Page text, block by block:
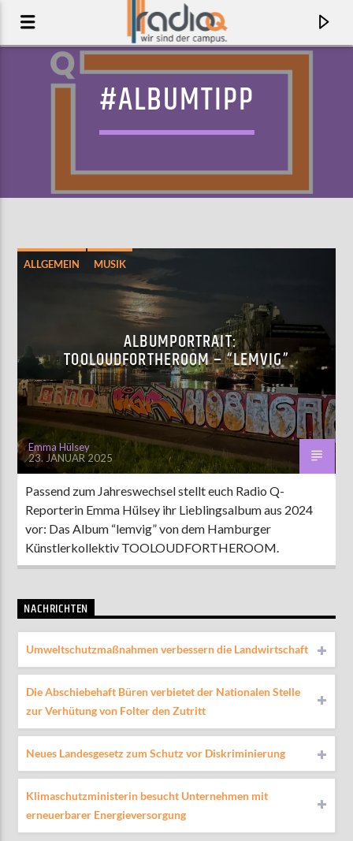
IS THAT HOW YOU FEEL IT
AKTUELLE SENDUNG
MOEBIUS
19:00 24:00
ZU HÖREN IN Münster 90,9 MHz Steinfurt103,9 MHz
#ALBUMTIPP
ALLGEMEIN MUSIK
ALBUMPORTRAIT:
TOOLOUDFORTHEROOM – “LEMVIG”
Emma Hülsey
23. JANUAR 2025
Passend zum Jahreswechsel stellt euch Radio Q-
Reporterin Emma Hülsey ihr Lieblingsalbum aus 2024
vor: Das Album “lemvig” von dem Hamburger
Künstlerkollektiv TOOLOUDFORTHEROOM.
NACHRICHTEN
Umweltschutzmaßnahmen verbessern die Landwirtschaft
Die Abschiebehaft Büren verbietet der Nationalen Stelle
zur Verhütung von Folter den Zutritt
Neues Landesgesetz zum Schutz vor Diskriminierung
Klimaschutzministerin besucht Unternehmen mit
erneuerbarer Energieversorgung